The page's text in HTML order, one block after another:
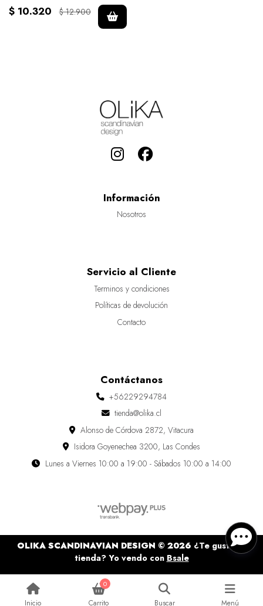
$ 10.320
$ 12.900
Información
Nosotros
Servicio al Cliente
Terminos y condiciones
Políticas de devolución
Contacto
Contáctanos
+56229294784
tienda@olika.cl
Alonso de Córdova 2872, Vitacura
Isidora Goyenechea 3200, Las Condes
Lunes a Viernes 10:00 a 19:00 - Sábados 10:00 a 14:00
OLIKA SCANDINAVIAN DESIGN © 2026 ¿Te gusta mi
tienda? Yo vendo con Bsale
Inicio
0
Carrito Buscar Menú